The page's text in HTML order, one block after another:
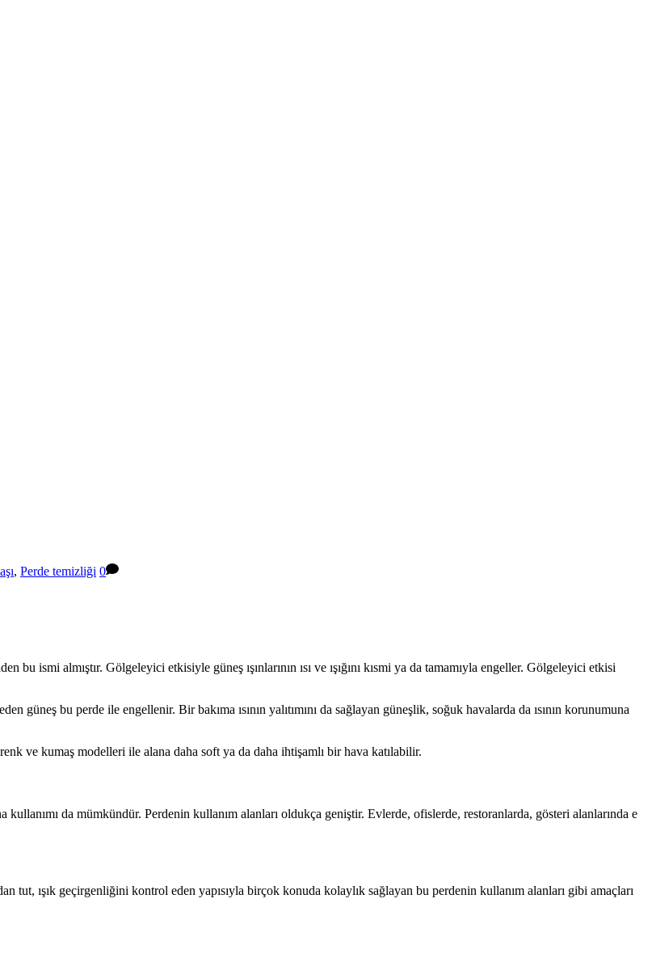
, Perde temizliği 0
ismi almıştır. Gölgeleyici etkisiyle güneş ışınlarının ısı ve ışığını kısmi ya da tamamıyla engeller. Gölgeleyici etkisi
güneş bu perde ile engellenir. Bir bakıma ısının yalıtımını da sağlayan güneşlik, soğuk havalarda da ısının korunumuna
ve kumaş modelleri ile alana daha soft ya da daha ihtişamlı bir hava katılabilir.
kullanımı da mümkündür. Perdenin kullanım alanları oldukça geniştir. Evlerde, ofislerde, restoranlarda, gösteri alanlarında e
tut, ışık geçirgenliğini kontrol eden yapısıyla birçok konuda kolaylık sağlayan bu perdenin kullanım alanları gibi amaçları